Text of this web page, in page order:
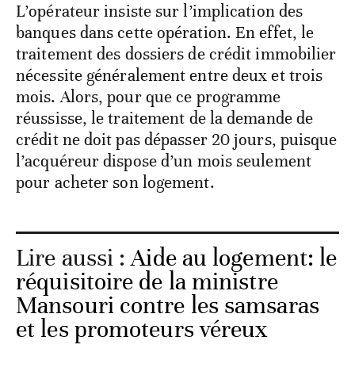
L’opérateur insiste sur l’implication des
banques dans cette opération. En effet, le
traitement des dossiers de crédit immobilier
nécessite généralement entre deux et trois
mois. Alors, pour que ce programme
réussisse, le traitement de la demande de
crédit ne doit pas dépasser 20 jours, puisque
l’acquéreur dispose d’un mois seulement
pour acheter son logement.
Lire aussi :Aide au logement: le
réquisitoire de la ministre
Mansouri contre les samsaras
et les promoteurs véreux